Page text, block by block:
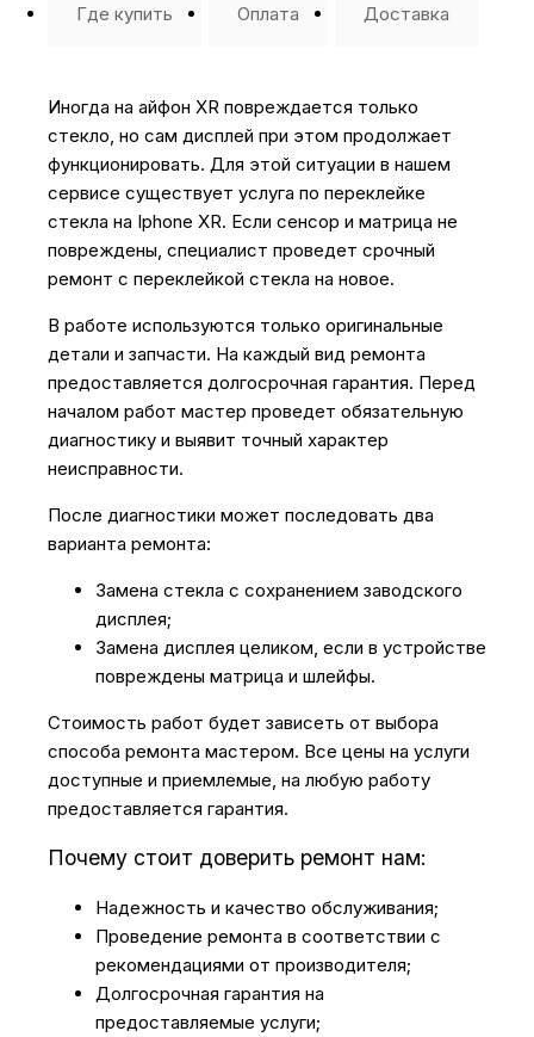
Где купить Оплата Доставка
Иногда на айфон XR повреждается только
стекло, но сам дисплей при этом продолжает
функционировать. Для этой ситуации в нашем
сервисе существует услуга по переклейке
стекла на Iphone XR. Если сенсор и матрица не
повреждены, специалист проведет срочный
ремонт с переклейкой стекла на новое.
В работе используются только оригинальные
детали и запчасти. На каждый вид ремонта
предоставляется долгосрочная гарантия. Перед
началом работ мастер проведет обязательную
диагностику и выявит точный характер
неисправности.
После диагностики может последовать два
варианта ремонта:
Замена стекла с сохранением заводского
дисплея;
Замена дисплея целиком, если в устройстве
повреждены матрица и шлейфы.
Стоимость работ будет зависеть от выбора
способа ремонта мастером. Все цены на услуги
доступные и приемлемые, на любую работу
предоставляется гарантия.
Почему стоит доверить ремонт нам:
Надежность и качество обслуживания;
Проведение ремонта в соответствии с
рекомендациями от производителя;
Долгосрочная гарантия на
предоставляемые услуги;